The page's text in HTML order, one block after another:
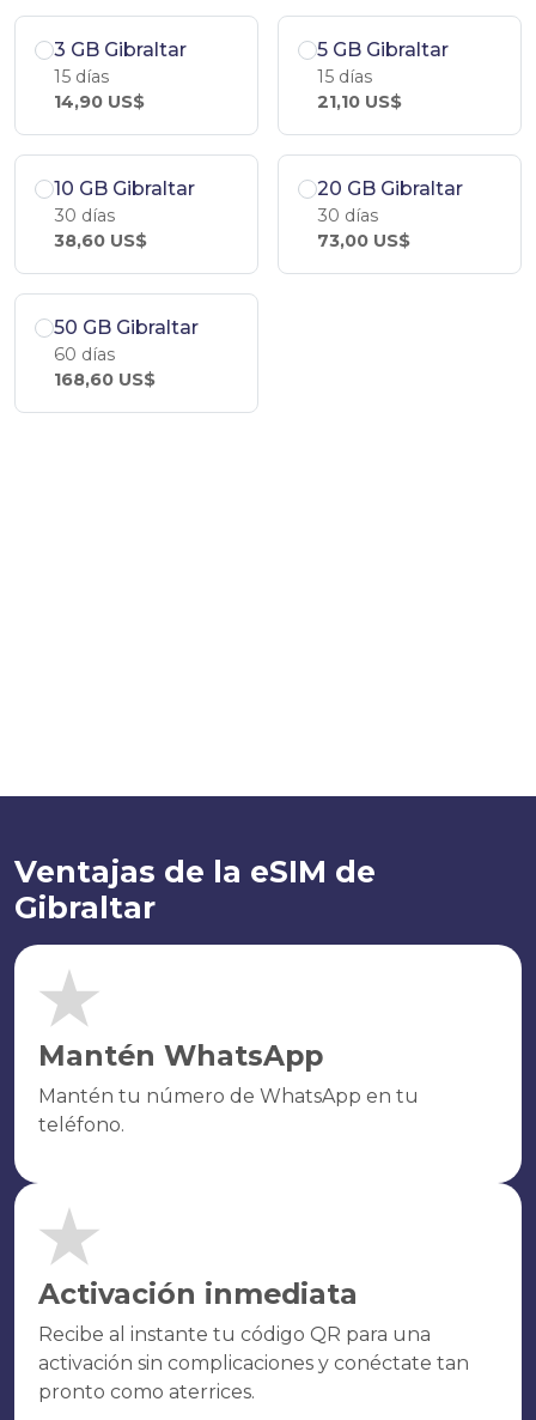
3 GB Gibraltar
15 días
14,90 US$
5 GB Gibraltar
15 días
21,10 US$
10 GB Gibraltar
30 días
38,60 US$
20 GB Gibraltar
30 días
73,00 US$
50 GB Gibraltar
60 días
168,60 US$
Ventajas de la eSIM de
Gibraltar
Mantén WhatsApp
Mantén tu número de WhatsApp en tu
teléfono.
Activación inmediata
Recibe al instante tu código QR para una
activación sin complicaciones y conéctate tan
pronto como aterrices.